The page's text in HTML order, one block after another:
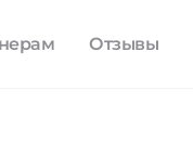
Отзывы